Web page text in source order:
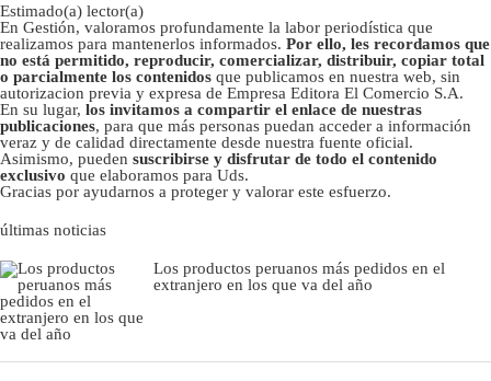
Estimado(a) lector(a)
En Gestión, valoramos profundamente la labor periodística que
realizamos para mantenerlos informados. Por ello, les recordamos que
no está permitido, reproducir, comercializar, distribuir, copiar total
o parcialmente los contenidos que publicamos en nuestra web, sin
autorizacion previa y expresa de Empresa Editora El Comercio S.A.
En su lugar, los invitamos a compartir el enlace de nuestras
publicaciones, para que más personas puedan acceder a información
veraz y de calidad directamente desde nuestra fuente oficial.
Asimismo, pueden suscribirse y disfrutar de todo el contenido
exclusivo que elaboramos para Uds.
Gracias por ayudarnos a proteger y valorar este esfuerzo.
últimas noticias
Los productos peruanos más pedidos en el
extranjero en los que va del año